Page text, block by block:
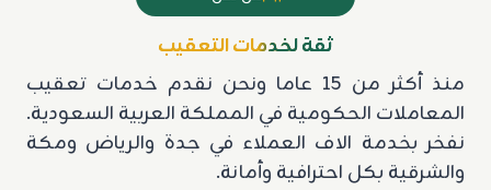
ثقة لخدمات التعقيب
منذ أكثر من 15 عاما ونحن نقدم خدمات تعقيب
المعاملات الحكومية في المملكة العربية السعودية.
نفخر بخدمة الاف العملاء في جدة والرياض ومكة
والشرقية بكل احترافية وأمانة.